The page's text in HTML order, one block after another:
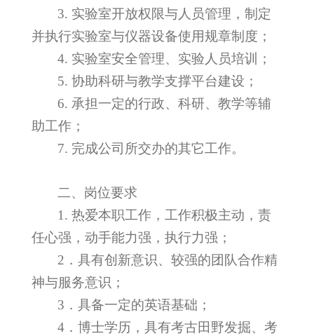
3. 实验室开放权限与人员管理，制定
并执行实验室与仪器设备使用规章制度；
4. 实验室安全管理、实验人员培训；
5. 协助科研与教学支撑平台建设；
6. 承担一定的行政、科研、教学等辅
助工作；
7. 完成公司所交办的其它工作。
二、岗位要求
1. 热爱本职工作，工作积极主动，责
任心强，动手能力强，执行力强；
2 ．具有创新意识、较强的团队合作精
神与服务意识；
3 ．具备一定的英语基础；
4．博士学历，具有考古田野发掘、考